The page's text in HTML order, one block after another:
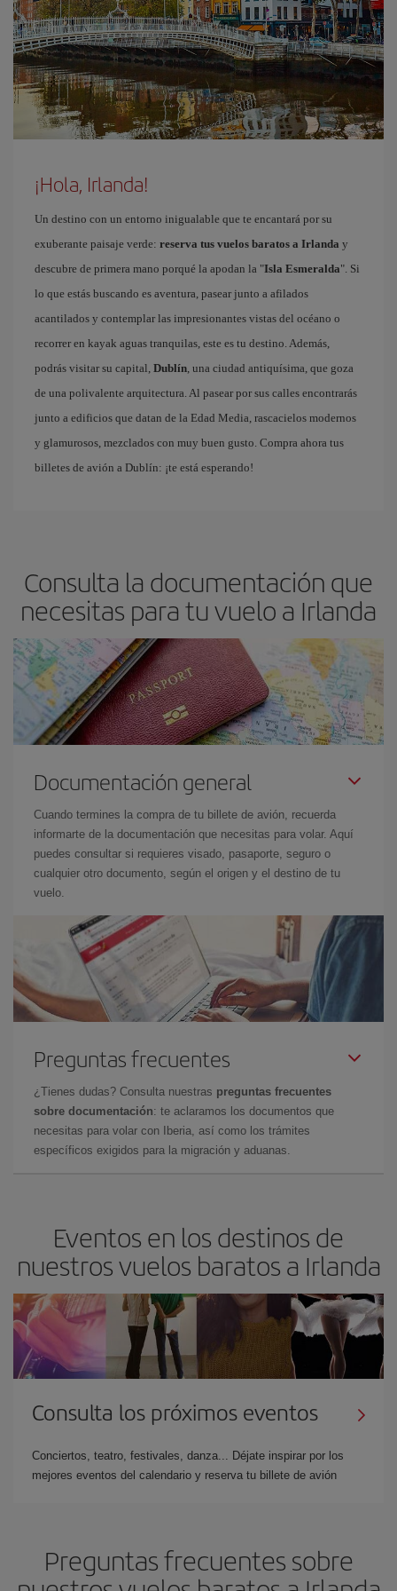
¡Hola, Irlanda!
Un destino con un entorno inigualable que te encantará por su
exuberante paisaje verde: reserva tus vuelos baratos a Irlanda y
descubre de primera mano porqué la apodan la "Isla Esmeralda". Si
lo que estás buscando es aventura, pasear junto a afilados
acantilados y contemplar las impresionantes vistas del océano o
recorrer en kayak aguas tranquilas, este es tu destino. Además,
podrás visitar su capital, Dublín , una ciudad antiquísima, que goza
de una polivalente arquitectura. Al pasear por sus calles encontrarás
junto a edificios que datan de la Edad Media, rascacielos modernos
y glamurosos, mezclados con muy buen gusto. Compra ahora tus
billetes de avión a Dublín: ¡te está esperando!
Consulta la documentación que
necesitas para tu vuelo a Irlanda
Documentación general
Cuando termines la compra de tu billete de avión, recuerda
informarte de la documentación que necesitas para volar. Aquí
puedes consultar si requieres visado, pasaporte, seguro o
cualquier otro documento, según el origen y el destino de tu
vuelo.
Preguntas frecuentes
¿Tienes dudas? Consulta nuestras preguntas frecuentes
sobre documentación: te aclaramos los documentos que
necesitas para volar con Iberia, así como los trámites
específicos exigidos para la migración y aduanas.
Eventos en los destinos de
nuestros vuelos baratos a Irlanda
Consulta los próximos eventos
Conciertos, teatro, festivales, danza... Déjate inspirar por los
mejores eventos del calendario y reserva tu billete de avión
Preguntas frecuentes sobre